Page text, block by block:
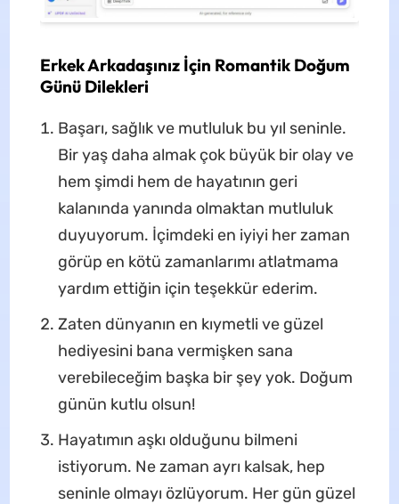
Erkek Arkadaşınız İçin Romantik Doğum
Günü Dilekleri
Başarı, sağlık ve mutluluk bu yıl seninle.
Bir yaş daha almak çok büyük bir olay ve
hem şimdi hem de hayatının geri
kalanında yanında olmaktan mutluluk
duyuyorum. İçimdeki en iyiyi her zaman
görüp en kötü zamanlarımı atlatmama
yardım ettiğin için teşekkür ederim.
Zaten dünyanın en kıymetli ve güzel
hediyesini bana vermişken sana
verebileceğim başka bir şey yok. Doğum
günün kutlu olsun!
Hayatımın aşkı olduğunu bilmeni
istiyorum. Ne zaman ayrı kalsak, hep
seninle olmayı özlüyorum. Her gün güzel